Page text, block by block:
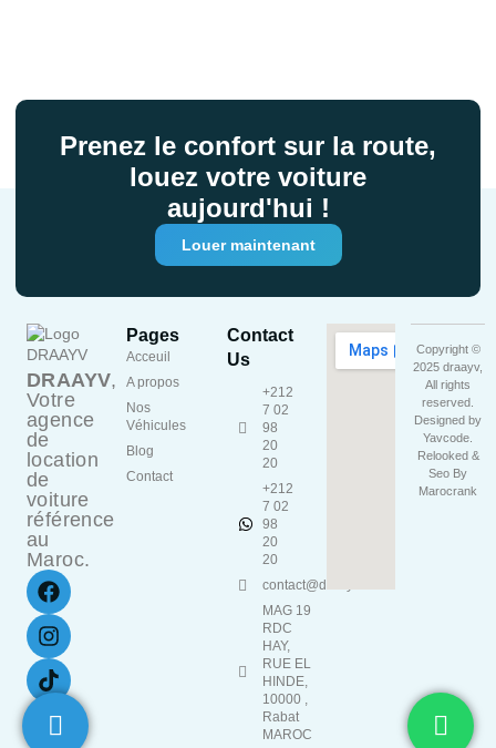
Prenez le confort sur la route,
louez votre voiture
aujourd'hui !
Louer maintenant
DRAAYV,
Votre
agence
de
location
de
voiture
référence
au
Maroc.
Pages
Acceuil
A propos
Nos
Véhicules
Blog
Contact
Contact
Us
+212
7 02
98
20
20
+212
7 02
98
20
20
contact@draayv.ma
MAG 19
RDC
HAY,
RUE EL
HINDE,
10000 ,
Rabat
MAROC
Copyright ©
2025 draayv,
All rights
reserved.
Designed by
Yavcode
Relooked &
Seo By
Marocrank